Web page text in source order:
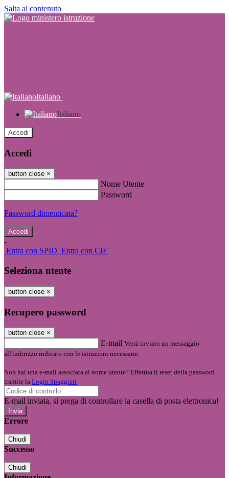
Salta al contenuto
Italiano
Italiano
Accedi
Accedi
button close ×
Nome Utente
Password
Password dimenticata?
-
Entra con SPID Entra con CIE
Seleziona utente
button close ×
Recupero password
button close ×
E-mail Verrà inviato un messaggio
all'indirizzo indicato con le istruzioni necessarie.
Non hai una e-mail associata al nome utente? Effettua il reset della password
tramite la Login Spaggiari
E-mail inviata, si prega di controllare la casella di posta elettronica!
Errore
Chiudi
Successo
Chiudi